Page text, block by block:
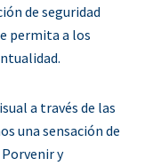
de seguridad
permita a los
a través de las
una sensación de
y